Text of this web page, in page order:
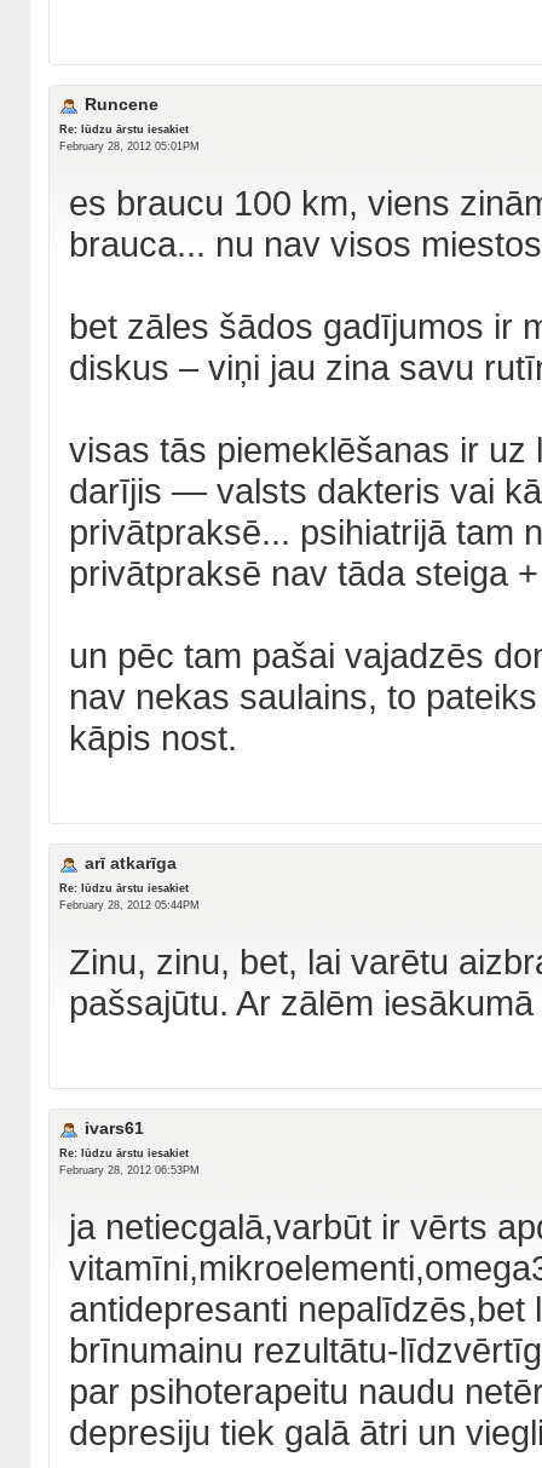
Runcene
Re: lūdzu ārstu iesakiet
February 28, 2012 05:01PM
es braucu 100 km, viens
brauca... nu nav visos
bet zāles šādos gadījumos ir
diskus – viņi jau zina savu
visas tās piemeklēšanas ir
darījis — valsts dakteris vai
privātpraksē... psihiatrijā tam
privātpraksē nav tāda steiga
un pēc tam pašai vajadzēs
nav nekas saulains, to
kāpis nost.
arī atkarīga
Re: lūdzu ārstu iesakiet
February 28, 2012 05:44PM
Zinu, zinu, bet, lai varētu
pašsajūtu. Ar zālēm
ivars61
Re: lūdzu ārstu iesakiet
February 28, 2012 06:53PM
ja netiecgalā,varbūt ir vērts
antidepresanti
brīnumainu rezultātu-
par psihoterapeitu naudu
depresiju tiek galā ātri un